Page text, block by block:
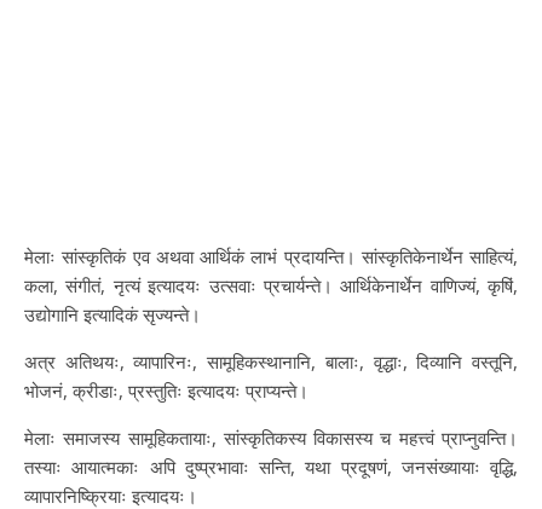
मेलाः सांस्कृतिकं एव अथवा आर्थिकं लाभं प्रदायन्ति। सांस्कृतिकेनार्थेन साहित्यं,
कला, संगीतं, नृत्यं इत्यादयः उत्सवाः प्रचार्यन्ते। आर्थिकेनार्थेन वाणिज्यं, कृषिं,
उद्योगानि इत्यादिकं सृज्यन्ते।
अत्र अतिथयः, व्यापारिनः, सामूहिकस्थानानि, बालाः, वृद्धाः, दिव्यानि वस्तूनि,
भोजनं, क्रीडाः, प्रस्तुतिः इत्यादयः प्राप्यन्ते।
मेलाः समाजस्य सामूहिकतायाः, सांस्कृतिकस्य विकासस्य च महत्त्वं प्राप्नुवन्ति।
तस्याः आयात्मकाः अपि दुष्प्रभावाः सन्ति, यथा प्रदूषणं, जनसंख्यायाः वृद्धि,
व्यापारनिष्क्रियाः इत्यादयः।